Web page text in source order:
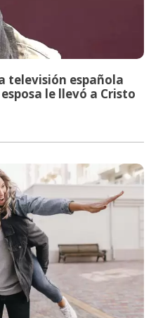
televisión española
le llevó a Cristo